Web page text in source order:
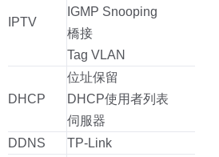
IPTV
IGMP Snooping
橋接
Tag VLAN
DHCP
位址保留
DHCP使用者列表
伺服器
DDNS
TP-Link